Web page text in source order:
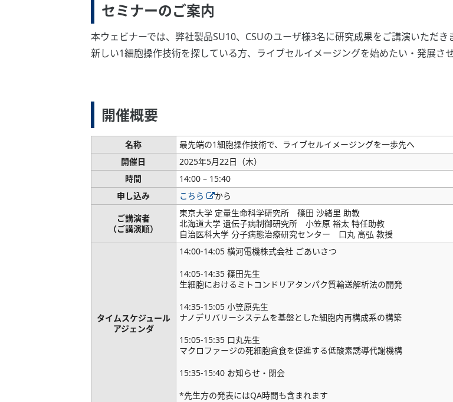
セミナーのご案内
本ウェビナーでは、弊社製品SU10、CSUのユーザ様3名に研究成果をご講演いただ
新しい1細胞操作技術を探している方、ライブセルイメージングを始めたい・発展さ
開催概要
名称
最先端の1細胞操作技術で、ライブセルイメージングを一歩先へ
開催日
2025年5月22日（木）
時間
14:00 – 15:40
申し込み
こちら
から
ご講演者
（ご講演順）
東京大学 定量生命科学研究所 篠田 沙緒里 助教
北海道大学 遺伝子病制御研究所 小笠原 裕太 特任助教
自治医科大学 分子病態治療研究センター 口丸 高弘 教授
タイムスケジュール
アジェンダ
14:00-14:05 横河電機株式会社 ごあいさつ
14:05-14:35 篠田先生
生細胞におけるミトコンドリアタンパク質輸送解析法の開発
14:35-15:05 小笠原先生
ナノデリバリーシステムを基盤とした細胞内再構成系の構築
15:05-15:35 口丸先生
マクロファージの死細胞貪食を促進する低酸素誘導代謝機構
15:35-15:40 お知らせ・閉会
*先生方の発表にはQA時間も含まれます